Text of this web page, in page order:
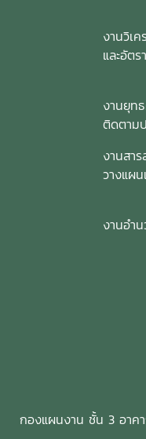
งานวิเ
และอัตร
งานยุท
ติดตาม
งานสา
วางแผ
งานอำ
กองแผนงาน ชั้น 3 อาค